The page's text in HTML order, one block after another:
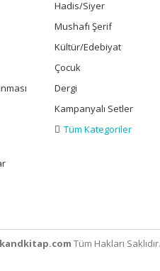
Hadis/Siyer
Mushafı Şerif
Kültür/Edebiyat
Çocuk
Dergi
Kampanyalı Setler
Tüm Kategoriler
Tüm Hakları